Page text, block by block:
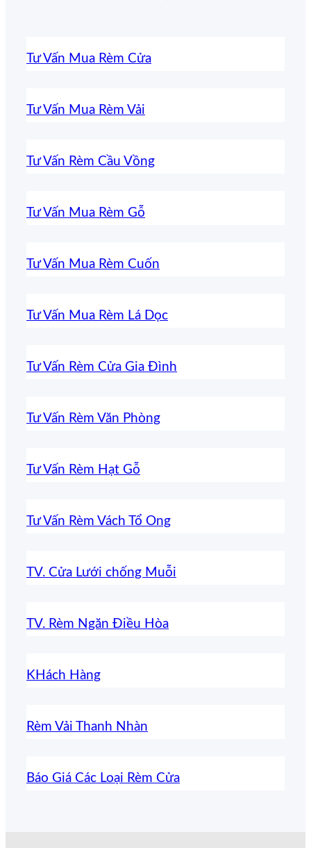
Tư Vấn Mua Rèm Cửa
Tư Vấn Mua Rèm Vải
Tư Vấn Rèm Cầu Vồng
Tư Vấn Mua Rèm Gỗ
Tư Vấn Mua Rèm Cuốn
Tư Vấn Mua Rèm Lá Dọc
Tư Vấn Rèm Cửa Gia Đình
Tư Vấn Rèm Văn Phòng
Tư Vấn Rèm Hạt Gỗ
Tư Vấn Rèm Vách Tổ Ong
TV. Cửa Lưới chống Muỗi
TV. Rèm Ngăn Điều Hòa
KHách Hàng
Rèm Vải Thanh Nhàn
Báo Giá Các Loại Rèm Cửa